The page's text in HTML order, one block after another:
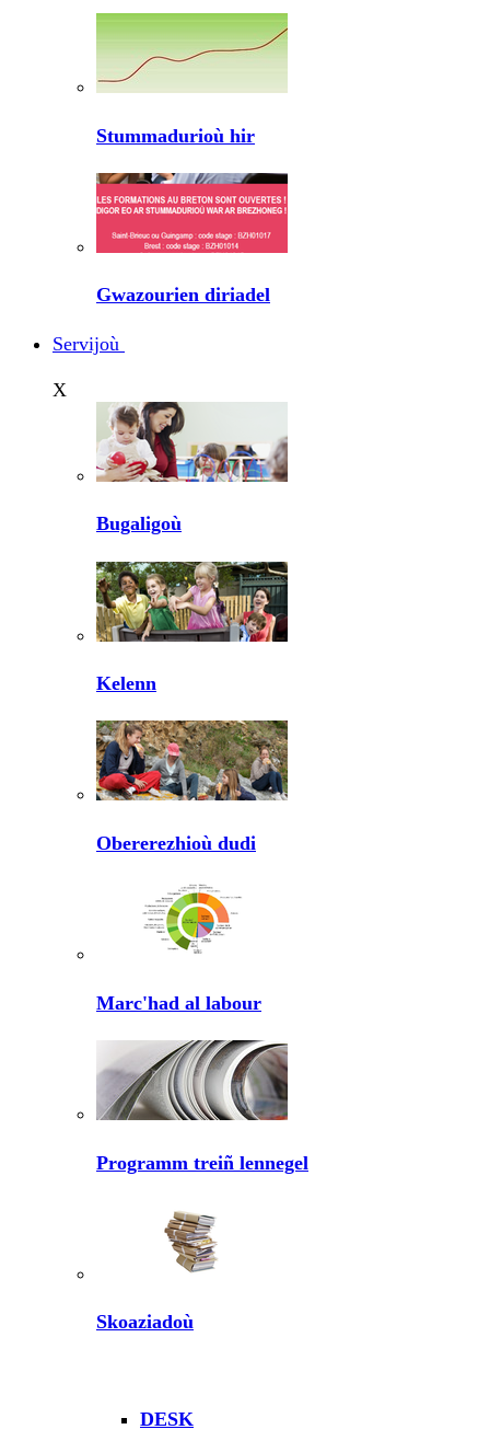
Stummadurioù hir
Gwazourien diriadel
Servijoù
X
Bugaligoù
Kelenn
Obererezhioù dudi
Marc'had al labour
Programm treiñ lennegel
Skoaziadoù
DESK